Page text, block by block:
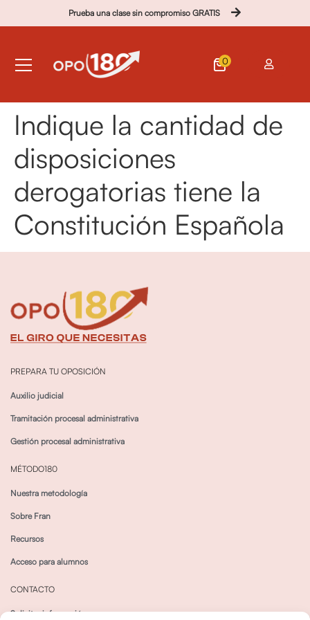
Prueba una clase sin compromiso GRATIS
0
Indique la cantidad de
disposiciones
derogatorias tiene la
Constitución Española
PREPARA TU OPOSICIÓN
Auxilio judicial
Tramitación procesal administrativa
Gestión procesal administrativa
MÉTODO180
Nuestra metodología
Sobre Fran
Recursos
Acceso para alumnos
CONTACTO
Solicitar información